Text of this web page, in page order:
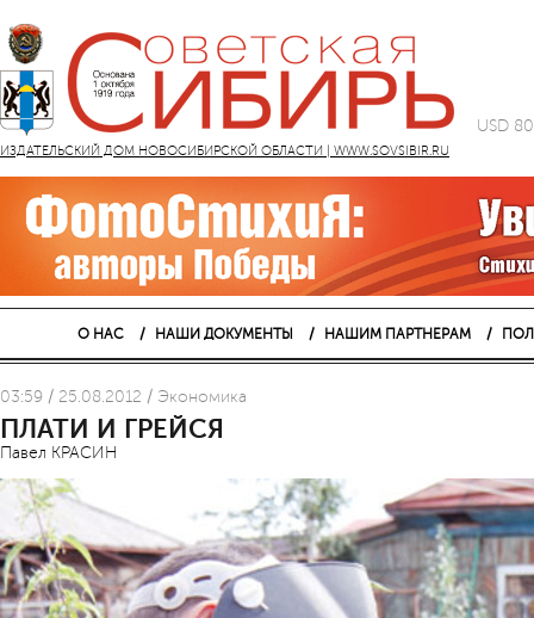
ИЗДАТЕЛЬСКИЙ ДОМ НОВОСИБИРСКОЙ ОБЛАСТИ | WWW.SOVSIBIR.RU
USD
О НАС НАШИ ДОКУМЕНТЫ НАШИМ ПАРТНЕРАМ
03:59 / 25.08.2012 / Экономика
ПЛАТИ И ГРЕЙСЯ
Павел КРАСИН